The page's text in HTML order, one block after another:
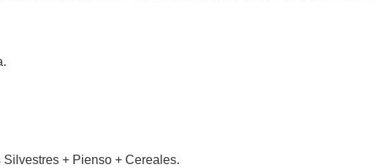
+ Pienso + Cereales.